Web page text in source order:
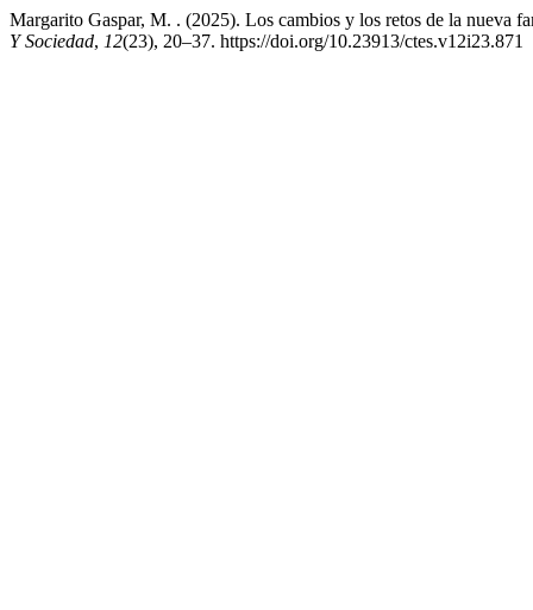
Margarito Gaspar, M. . (2025). Los cambios y los retos de la nueva
Y Sociedad, 12(23), 20–37. https://doi.org/10.23913/ctes.v12i23.871